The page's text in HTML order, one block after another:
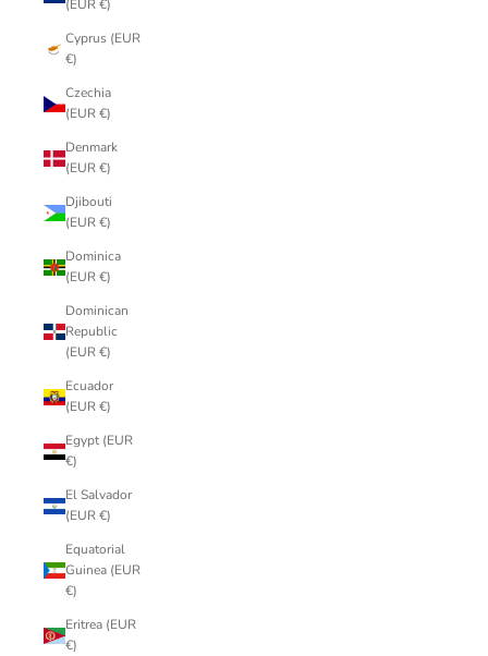
(EUR €)
Cyprus (EUR
€)
Czechia
(EUR €)
Denmark
(EUR €)
Djibouti
(EUR €)
Dominica
(EUR €)
Dominican
Republic
(EUR €)
Ecuador
(EUR €)
Egypt (EUR
€)
El Salvador
(EUR €)
Equatorial
Guinea (EUR
€)
Eritrea (EUR
€)